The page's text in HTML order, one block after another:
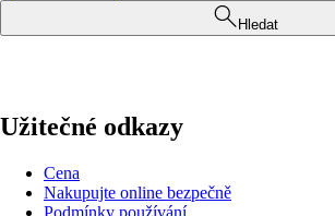
Hledat
Užitečné odkazy
Cena
Nakupujte online bezpečně
Podmínky používání